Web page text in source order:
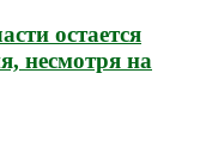
остается
несмотря на